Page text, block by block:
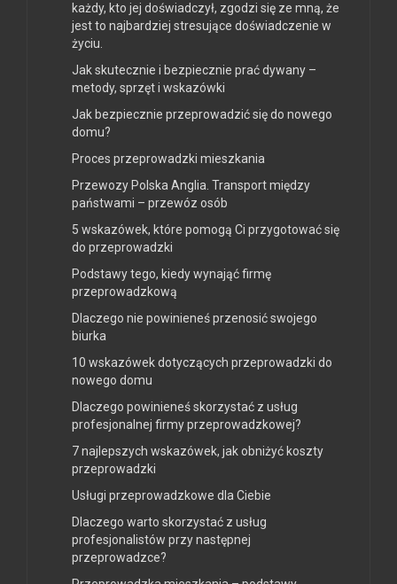
każdy, kto jej doświadczył, zgodzi się ze mną, że
jest to najbardziej stresujące doświadczenie w
życiu.
Jak skutecznie i bezpiecznie prać dywany –
metody, sprzęt i wskazówki
Jak bezpiecznie przeprowadzić się do nowego
domu?
Proces przeprowadzki mieszkania
Przewozy Polska Anglia. Transport między
państwami – przewóz osób
5 wskazówek, które pomogą Ci przygotować się
do przeprowadzki
Podstawy tego, kiedy wynająć firmę
przeprowadzkową
Dlaczego nie powinieneś przenosić swojego
biurka
10 wskazówek dotyczących przeprowadzki do
nowego domu
Dlaczego powinieneś skorzystać z usług
profesjonalnej firmy przeprowadzkowej?
7 najlepszych wskazówek, jak obniżyć koszty
przeprowadzki
Usługi przeprowadzkowe dla Ciebie
Dlaczego warto skorzystać z usług
profesjonalistów przy następnej
przeprowadzce?